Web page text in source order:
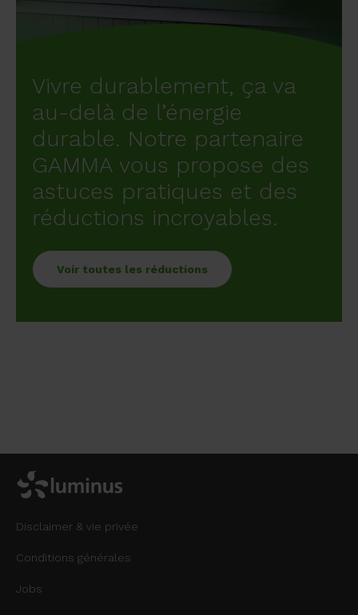
Vivre durablement, ça va
au-delà de l’énergie
durable. Notre partenaire
GAMMA vous propose des
astuces pratiques et des
réductions incroyables.
Voir toutes les réductions
Disclaimer & vie privée
Conditions générales
Jobs